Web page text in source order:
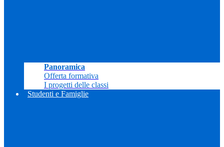
Panoramica
Offerta formativa
I progetti delle classi
Studenti e Famiglie